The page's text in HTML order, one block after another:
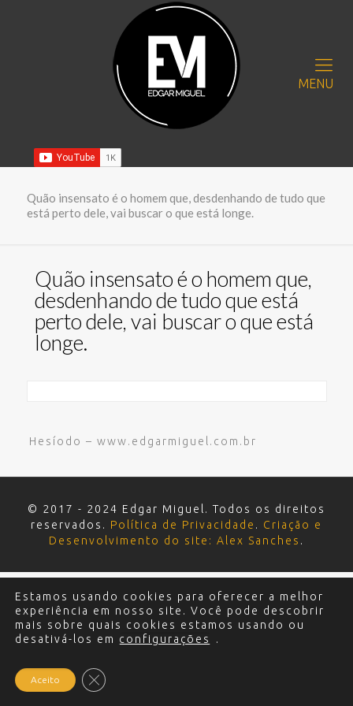
MENU
Quão insensato é o homem que, desdenhando de tudo que
está perto dele, vai buscar o que está longe.
Quão insensato é o homem que,
desdenhando de tudo que está
perto dele, vai buscar o que está
longe.
Hesíodo – www.edgarmiguel.com.br
© 2017 - 2024 Edgar Miguel. Todos os direitos
reservados. Política de Privacidade . Criação e
Desenvolvimento do site: Alex Sanches .
Estamos usando cookies para oferecer a melhor
experiência em nosso site. Você pode descobrir
mais sobre quais cookies estamos usando ou
desativá-los em configurações .
Aceito Close GDPR Cookie Banner